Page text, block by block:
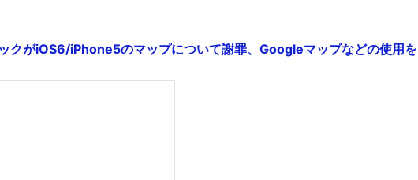
クがiOS6/iPhone5のマップについて謝罪、Googleマップなどの使用を